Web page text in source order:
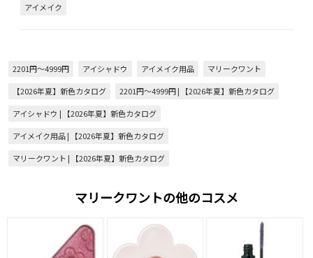
アイメイク
2201円～4999円 アイシャドウ アイメイク用品
マリークワント
【2026年夏】新色カタログ
2201円～4999円 | 【2026年夏】新色カタログ
アイシャドウ | 【2026年夏】新色カタログ
アイメイク用品 | 【2026年夏】新色カタログ
マリークワント | 【2026年夏】新色カタログ
マリークワントの他のコスメ